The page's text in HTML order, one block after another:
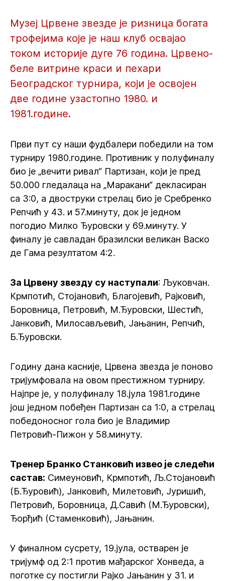
Музеј Црвене звезде је ризница богата
трофејима које је наш клуб освајао
током историје дуге 76 година. Црвено-
беле витрине краси и пехари
Београдског турнира, који је освојен
две године узастопно 1980. и
1981.године.
Први пут су наши фудбалери победили на том
турниру 1980.године. Противник у полуфиналу
био је „вечити ривал“ Партизан, који је пред
50.000 гледалаца на „Маракани“ декласиран
са 3:0, а двоструки стрелац био је Сребренко
Репчић у 43. и 57.минуту, док је једном
погодио Милко Ђуровски у 69.минуту. У
финалу је савладан бразилски великан Васко
де Гама резултатом 4:2.
За Црвену звезду су наступали: Љуковчан.
Крмпотић, Стојановић, Благојевић, Рајковић,
Боровница, Петровић, М.Ђуровски, Шестић,
Јанковић, Милосављевић, Јањанин, Репчић,
Б.Ђуровски.
Годину дана касније, Црвена звезда је поново
тријумфовала на овом престижном турниру.
Најпре је, у полуфиналу 18.јула 1981.године
још једном побеђен Партизан са 1:0, а стрелац
победоносног гола био је Владимир
Петровић-Пижон у 58.минуту.
Тренер Бранко Станковић извео је следећи
састав: Симеуновић, Крмпотић, Љ.Стојановић
(Б.Ђуровић), Јанковић, Милетовић, Јуришић,
Петровић, Боровница, Д.Савић (М.Ђуровски),
Ђорђић (Стаменковић), Јањанин.
У финалном сусрету, 19.јула, остварен је
тријумф од 2:1 против мађарског Хонведа, а
поготке су постигли Рајко Јањанин у 31. и